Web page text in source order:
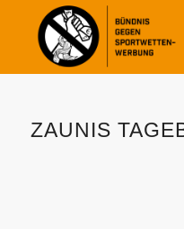
ZAUNIS